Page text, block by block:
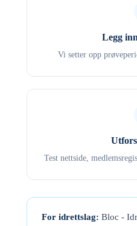
Legg
Vi setter opp
Test nettside,
For idrettslag: Bloc -